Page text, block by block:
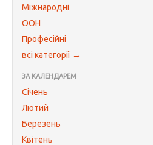
Міжнародні
ООН
Професійні
всі категорії →
ЗА КАЛЕНДАРЕМ
Січень
Лютий
Березень
Квітень